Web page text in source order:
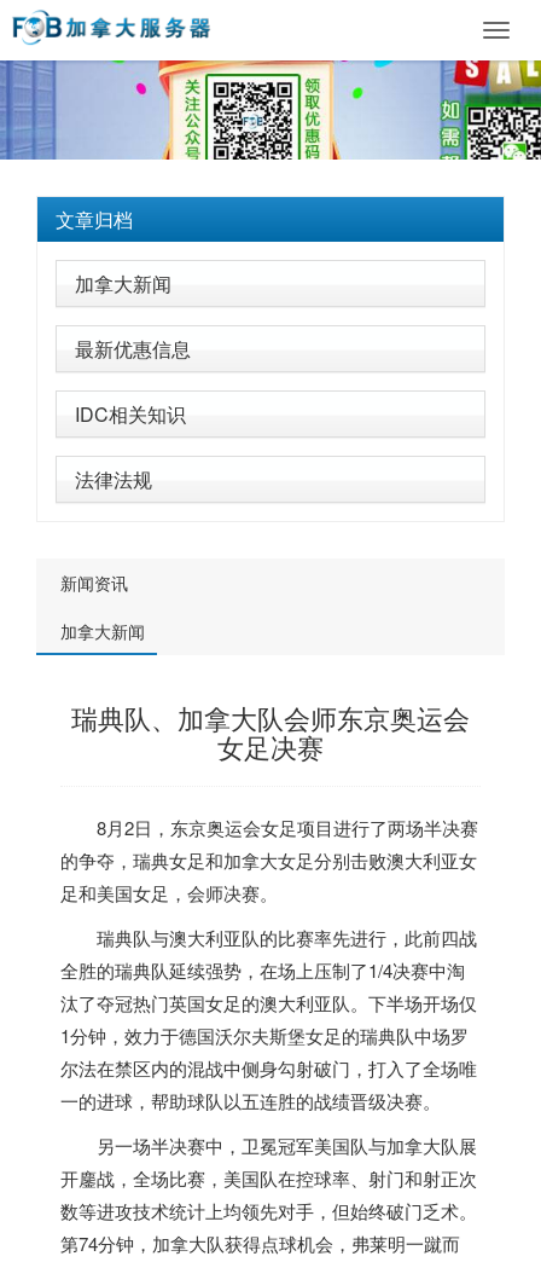
文章归档
加拿大新闻
最新优惠信息
IDC相关知识
法律法规
新闻资讯
加拿大新闻
瑞典队、加拿大队会师东京奥运会
女足决赛
8月2日，东京奥运会女足项目进行了两场半决赛
的争夺，瑞典女足和加拿大女足分别击败澳大利亚女
足和美国女足，会师决赛。
瑞典队与澳大利亚队的比赛率先进行，此前四战
全胜的瑞典队延续强势，在场上压制了1/4决赛中淘
汰了夺冠热门英国女足的澳大利亚队。下半场开场仅
1分钟，效力于德国沃尔夫斯堡女足的瑞典队中场罗
尔法在禁区内的混战中侧身勾射破门，打入了全场唯
一的进球，帮助球队以五连胜的战绩晋级决赛。
另一场半决赛中，卫冕冠军美国队与加拿大队展
开鏖战，全场比赛，美国队在控球率、射门和射正次
数等进攻技术统计上均领先对手，但始终破门乏术。
第74分钟， 加拿大队获得点球机会，弗莱明一蹴而